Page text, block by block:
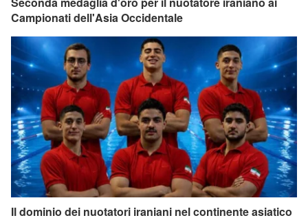
Campionati dell'Asia Occidentale
Il dominio dei nuotatori iraniani nel continente asiatico